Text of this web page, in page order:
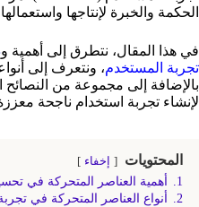
الحكمة والخبرة لإنتاجها
في هذا المقال، نتطرق إلى أهمية و
تجربة المستخدم، ونتعرف إلى
بالإضافة إلى مجموعة من النصائح
لإنشاء تجربة استخدام ناجحة
المحتويات إخفاء
1.
أهمية العناصر المتحركة في
2.
أنواع العناصر المتحركة في